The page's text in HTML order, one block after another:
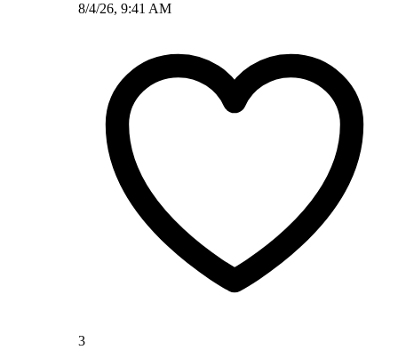
8/4/26, 9:41 AM
3